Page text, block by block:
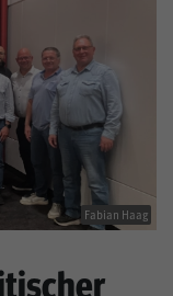
Fabian Haag